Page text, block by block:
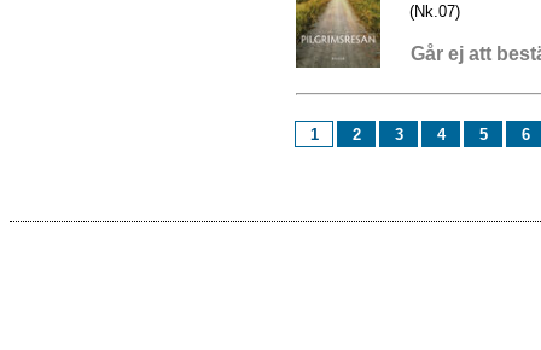
(Nk.07)
Går ej att
1 2 3 4 5 6